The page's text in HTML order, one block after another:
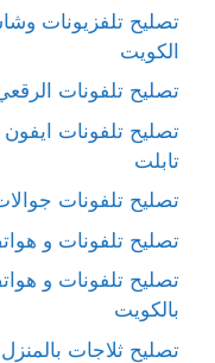
تصليح تلفزيونات
الكويت
تصليح تلفونات
تصليح تلفونات
تابلت
تصليح تلفونات
تصليح تلفونات و
تصليح تلفونات و
بالكويت
تصليح ثلاجات